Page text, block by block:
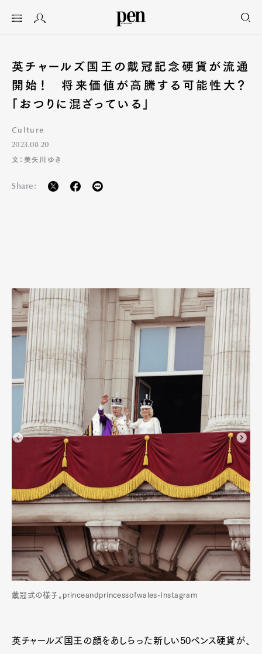
英チャールズ国王の戴冠記念硬貨が流通
開始！ 将来価値が高騰する可能性大？
「おつりに混ざっている」
Culture
2023.08.20
文：美矢川ゆき
Share:
戴冠式の様子。princeandprincessofwales-Instagram
英チャールズ国王の顔をあしらった新しい50ペンス硬貨が、